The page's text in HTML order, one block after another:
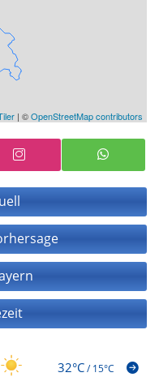
| ©OpenStreetMap contributors
32°C/15°C